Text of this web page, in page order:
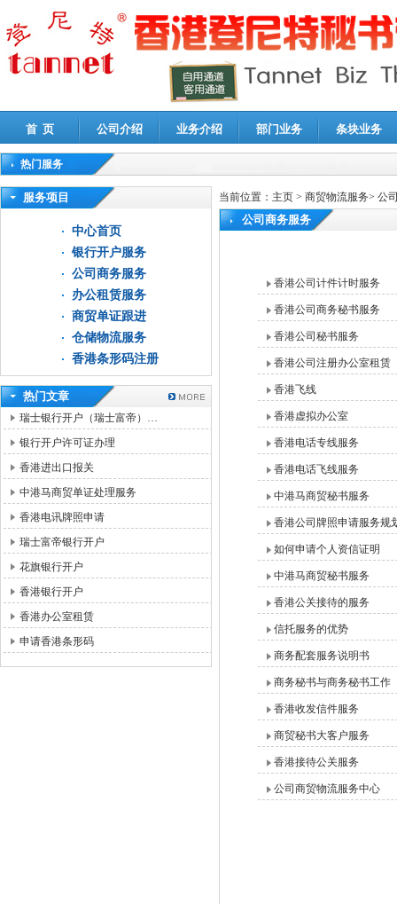
首 页 公司介绍 业务介绍 部门业务 条块业务
热门服务
高新技术企业认定审计|企业所得税汇算清缴申报鉴证
服务项目
中心首页
银行开户服务
公司商务服务
办公租赁服务
商贸单证跟进
仓储物流服务
香港条形码注册
热门文章
瑞士银行开户（瑞士富帝）…
银行开户许可证办理
香港进出口报关
中港马商贸单证处理服务
香港电讯牌照申请
瑞士富帝银行开户
花旗银行开户
香港银行开户
香港办公室租赁
申请香港条形码
当前位置： 主页 > 商贸物流服务> 公
公司商务服务
香港公司计件计时服务
香港公司商务秘书服务
香港公司秘书服务
香港公司注册办公室租赁
香港飞线
香港虚拟办公室
香港电话专线服务
香港电话飞线服务
中港马商贸秘书服务
香港公司牌照申请服务规
如何申请个人资信证明
中港马商贸秘书服务
香港公关接待的服务
信托服务的优势
商务配套服务说明书
商务秘书与商务秘书工作
香港收发信件服务
商贸秘书大客户服务
香港接待公关服务
公司商贸物流服务中心